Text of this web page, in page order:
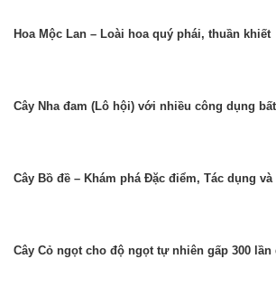
Hoa Mộc Lan – Loài hoa quý phái, thuần khiết
Cây Nha đam (Lô hội) với nhiều công dụng
Cây Bồ đề – Khám phá Đặc điểm, Tác dụng
Cây Cỏ ngọt cho độ ngọt tự nhiên gấp 300